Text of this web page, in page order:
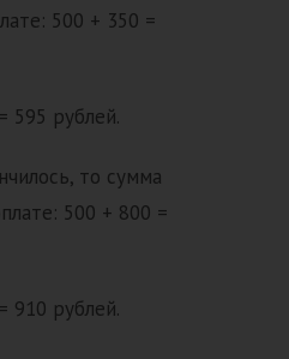
500 + 350 =
595 рублей.
то сумма
500 + 800 =
910 рублей.